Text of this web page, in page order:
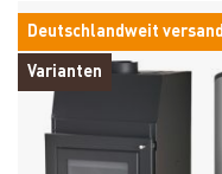
Deutschlandweit
Varianten